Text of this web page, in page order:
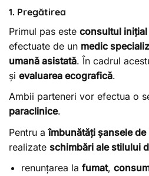
1. Pregătirea
Primul pas este consultul inițial
efectuate de un medic
umană asistată. În cadrul
și evaluarea ecografică.
Ambii parteneri vor efectua o
paraclinice.
Pentru aîmbunătăți șansele
realizate schimbări ale stilului
renunțarea la fumat,